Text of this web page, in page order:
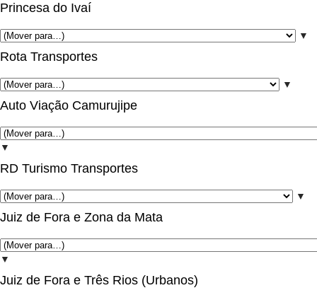
Princesa do Ivaí
▼
Rota Transportes
▼
Auto Viação Camurujipe
▼
RD Turismo Transportes
▼
Juiz de Fora e Zona da Mata
▼
Juiz de Fora e Três Rios (Urbanos)